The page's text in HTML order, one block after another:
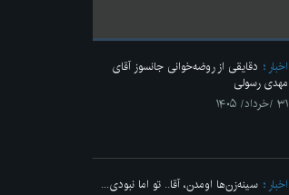
اخبار
دقایقی از روضه‌خوانی جانسوز آقای
مهدی رسولی
۳۱ /خرداد/ ۱۴۰۵
اخبار
سینه‌زن‌ها اومدن،‌ آقا.. تو اما نبودی...